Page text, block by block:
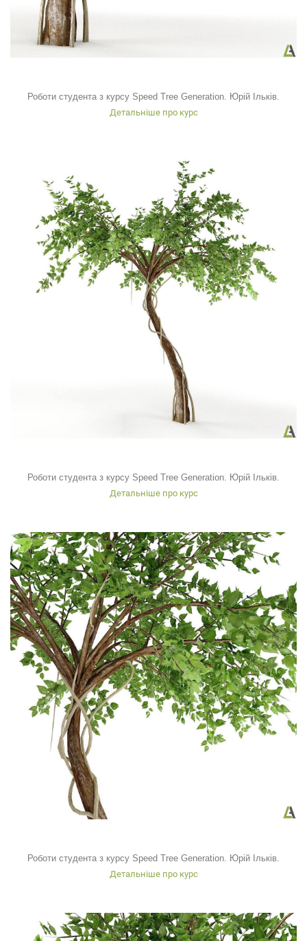
Роботи студента з курсу Speed Tree Generation. Юрій Ільків.
Детальніше про курс
Роботи студента з курсу Speed Tree Generation. Юрій Ільків.
Детальніше про курс
Роботи студента з курсу Speed Tree Generation. Юрій Ільків.
Детальніше про курс